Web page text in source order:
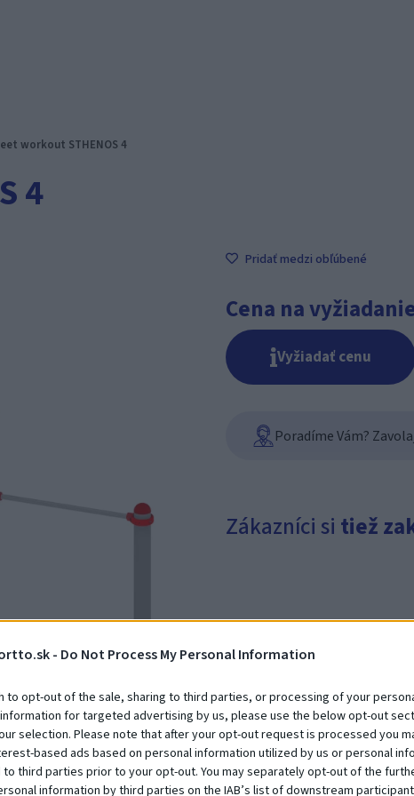
- Do Not Process My Personal Information
to opt-out of the sale, sharing to third parties, or processing of your
for targeted advertising by us, please use the below opt-out
selection. Please note that after your opt-out request is processed you
based ads based on personal information utilized by us or personal
third parties prior to your opt-out. You may separately opt-out of the
information by third parties on the IAB’s list of downstream
workout STHENOS 4
4
Pridať medzi obľúbené
Cena na
Vyžiadať cenu
Poradíme Vám?
Zákazníci si tiež
Debna 1000 x 1000 x 1850
Na dopyt